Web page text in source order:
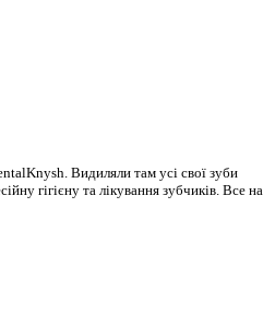
Видиляли там усі свої зуби
гігієну та лікування зубчиків. Все на